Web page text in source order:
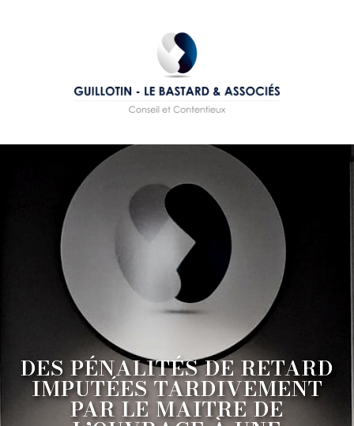
DES PÉNALITÉS DE RETARD
IMPUTÉES TARDIVEMENT
PAR LE MAITRE DE